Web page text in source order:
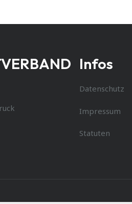
Infos
Datenschutz
Impressum
Statuten